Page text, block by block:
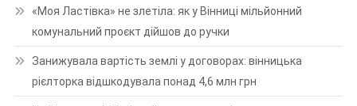
«Моя Ластівка» не злетіла: як у Вінниці мільйонний
комунальний проєкт дійшов до ручки
Занижувала вартість землі у договорах: вінницька
рієлторка відшкодувала понад 4,6 млн грн